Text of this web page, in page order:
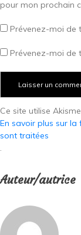
pour mon prochain
Prévenez-moi de
Prévenez-moi de
Ce site utilise
En savoir plus sur
sont traitées
.
Auteur/autrice